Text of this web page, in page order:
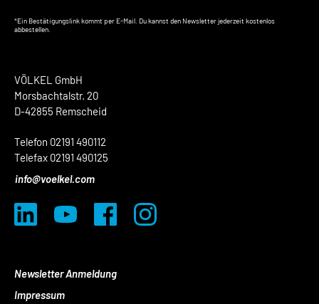
VÖLKEL GmbH
Morsbachtalstr. 20
D-42855 Remscheid
Telefon 02191 490112
Telefax 02191 490125
info@voelkel.com
Newsletter Anmeldung
Impressum
*Ein Bestätigungslink kommt per E-Mail. Du kannst den Newsletter jederzeit kostenlos
abbestellen.